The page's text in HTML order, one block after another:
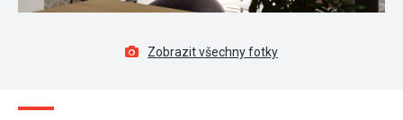
Zobrazit všechny fotky